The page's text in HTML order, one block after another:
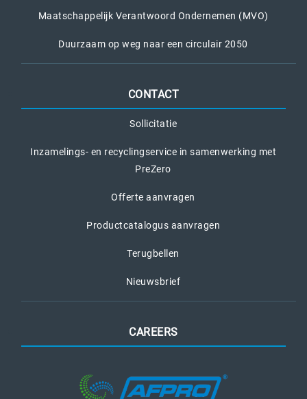
Maatschappelijk Verantwoord Ondernemen (MVO)
Duurzaam op weg naar een circulair 2050
CONTACT
Sollicitatie
Inzamelings- en recyclingservice in samenwerking met
PreZero
Offerte aanvragen
Productcatalogus aanvragen
Terugbellen
Nieuwsbrief
CAREERS